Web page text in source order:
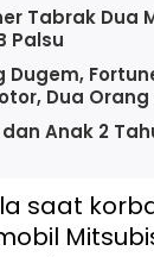
Tabrak Dua
Palsu
Dua Orang
Anak 2
saat